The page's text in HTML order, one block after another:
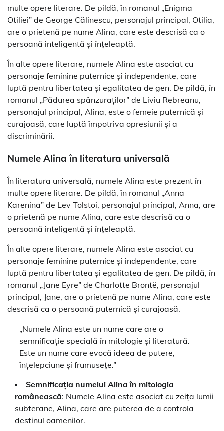
multe opere literare. De pildă, în romanul „Enigma
Otiliei” de George Călinescu, personajul principal, Otilia,
are o prietenă pe nume Alina, care este descrisă ca o
persoană inteligentă și înțeleaptă.
În alte opere literare, numele Alina este asociat cu
personaje feminine puternice și independente, care
luptă pentru libertatea și egalitatea de gen. De pildă, în
romanul „Pădurea spânzuraților” de Liviu Rebreanu,
personajul principal, Alina, este o femeie puternică și
curajoasă, care luptă împotriva opresiunii și a
discriminării.
Numele Alina în literatura universală
În literatura universală, numele Alina este prezent în
multe opere literare. De pildă, în romanul „Anna
Karenina” de Lev Tolstoi, personajul principal, Anna, are
o prietenă pe nume Alina, care este descrisă ca o
persoană inteligentă și înțeleaptă.
În alte opere literare, numele Alina este asociat cu
personaje feminine puternice și independente, care
luptă pentru libertatea și egalitatea de gen. De pildă, în
romanul „Jane Eyre” de Charlotte Brontë, personajul
principal, Jane, are o prietenă pe nume Alina, care este
descrisă ca o persoană puternică și curajoasă.
„Numele Alina este un nume care are o
semnificație specială în mitologie și literatură.
Este un nume care evocă ideea de putere,
înțelepciune și frumusețe.”
Semnificația numelui Alina în mitologia
românească: Numele Alina este asociat cu zeița lumii
subterane, Alina, care are puterea de a controla
destinul oamenilor.